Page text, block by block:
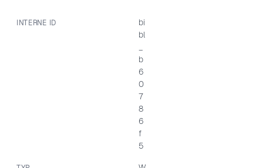
INTERNE ID
bi
bl
b
6
0
7
8
6
f
5